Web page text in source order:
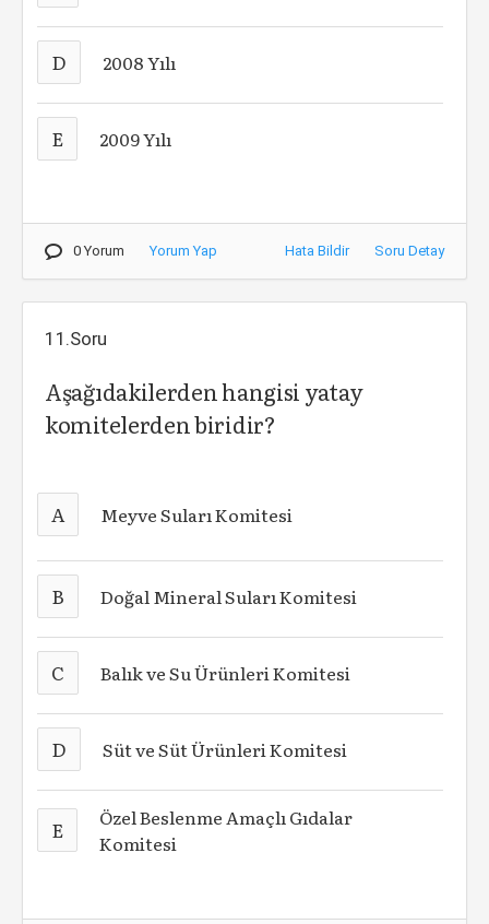
D 2008 Yılı
E 2009 Yılı
0 Yorum Yorum Yap Hata Bildir Soru Detay
11.Soru
Aşağıdakilerden hangisi yatay
komitelerden biridir?
A Meyve Suları Komitesi
B Doğal Mineral Suları Komitesi
C Balık ve Su Ürünleri Komitesi
D Süt ve Süt Ürünleri Komitesi
E
Özel Beslenme Amaçlı Gıdalar
Komitesi